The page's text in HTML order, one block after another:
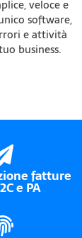
veloce e
software,
e attività
business.
fatture
e PA